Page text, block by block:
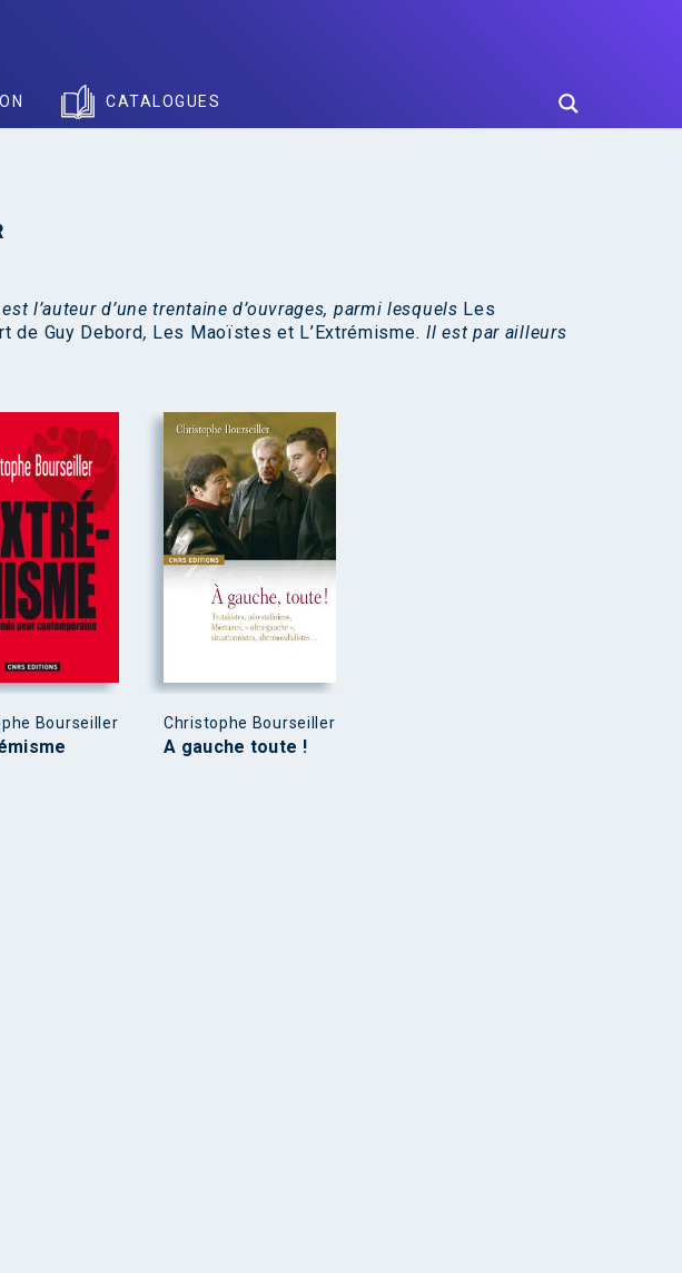
CATALOGUES
est l’auteur d’une trentaine d’ouvrages, parmi lesquels Les
de Guy Debord, Les Maoïstes et L’Extrémisme. Il est par ailleurs
Bourseiller Christophe Bourseiller
A gauche toute !